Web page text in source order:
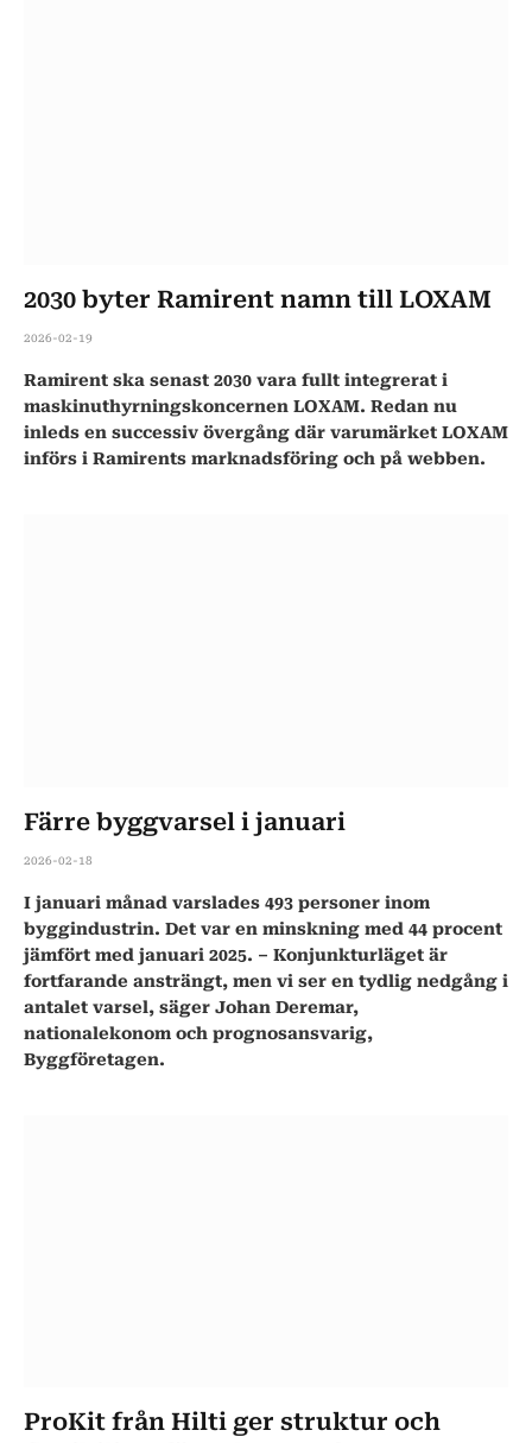
2030 byter Ramirent namn till LOXAM
2026-02-19
Ramirent ska senast 2030 vara fullt integrerat i
maskinuthyrningskoncernen LOXAM. Redan nu
inleds en successiv övergång där varumärket LOXAM
införs i Ramirents marknadsföring och på webben.
Färre byggvarsel i januari
2026-02-18
I januari månad varslades 493 personer inom
byggindustrin. Det var en minskning med 44 procent
jämfört med januari 2025. – Konjunkturläget är
fortfarande ansträngt, men vi ser en tydlig nedgång i
antalet varsel, säger Johan Deremar,
nationalekonom och prognosansvarig,
Byggföretagen.
ProKit från Hilti ger struktur och